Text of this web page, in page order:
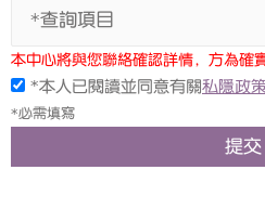
*查詢項目
本中心將與您聯絡確認詳情，方為確
*本人已閱讀並同意有關私隱政
*必需填寫
提交